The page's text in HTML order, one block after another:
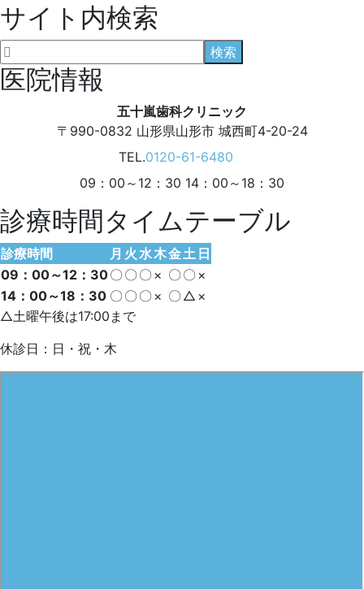
サイト内検索
医院情報
五十嵐歯科クリニック
〒990-0832 山形県山形市 城西町4-20-24
TEL.0120-61-6480
09：00～12：30 14：00～18：30
診療時間タイムテーブル
診療時間 月 火 水木金土 日
09：00～12：30〇 〇 〇 × 〇 〇 ×
14：00～18：30 〇 〇 〇 × 〇 △ ×
△土曜午後は17:00まで
休診日：日・祝・木